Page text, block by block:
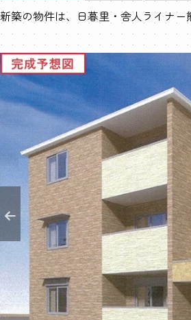
新築の物件は、日暮里・舎人ライナ